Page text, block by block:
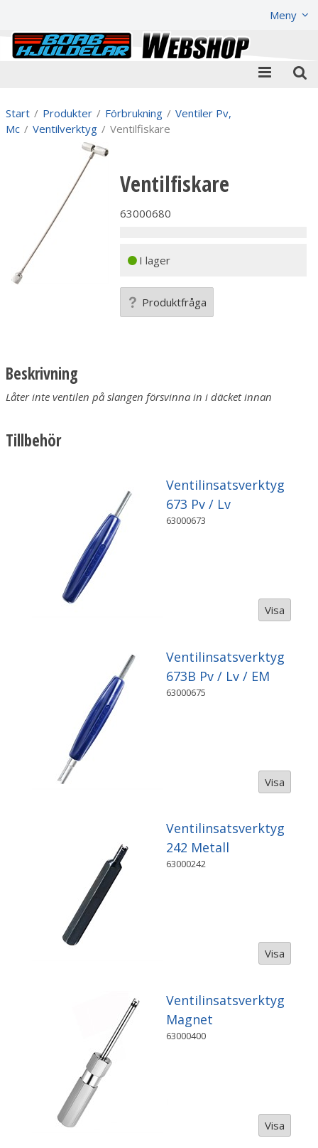
Meny
Start / Produkter / Förbrukning / Ventiler Pv,
Mc / Ventilverktyg / Ventilfiskare
Ventilfiskare
63000680
I lager
Produktfråga
Beskrivning
Låter inte ventilen på slangen försvinna in i däcket innan
Tillbehör
Ventilinsatsverktyg
673 Pv / Lv
63000673
Visa
Ventilinsatsverktyg
673B Pv / Lv / EM
63000675
Visa
Ventilinsatsverktyg
242 Metall
63000242
Visa
Ventilinsatsverktyg
Magnet
63000400
Visa